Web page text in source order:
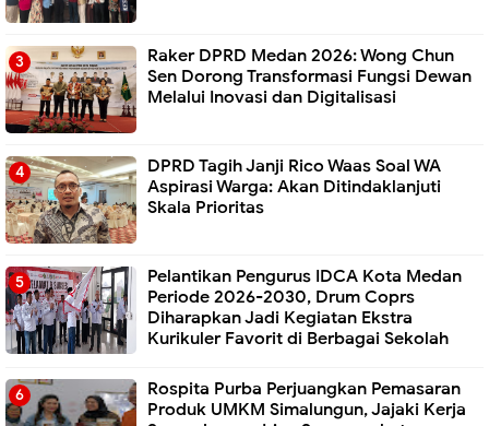
Raker DPRD Medan 2026: Wong Chun
Sen Dorong Transformasi Fungsi Dewan
Melalui Inovasi dan Digitalisasi
DPRD Tagih Janji Rico Waas Soal WA
Aspirasi Warga: Akan Ditindaklanjuti
Skala Prioritas
Pelantikan Pengurus IDCA Kota Medan
Periode 2026-2030, Drum Coprs
Diharapkan Jadi Kegiatan Ekstra
Kurikuler Favorit di Berbagai Sekolah
Rospita Purba Perjuangkan Pemasaran
Produk UMKM Simalungun, Jajaki Kerja